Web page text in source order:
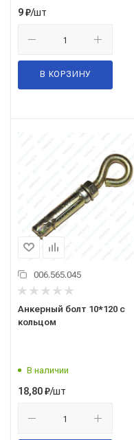
9₽/шт
В КОРЗИНУ
006.565.045
Анкерный болт 10*120 с
кольцом
В наличии
18,80₽/шт